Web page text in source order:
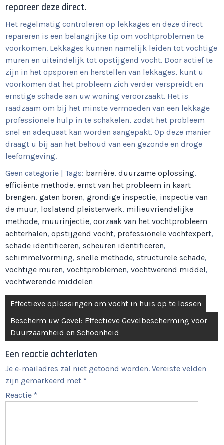
repareer deze direct.
Het regelmatig controleren op lekkages en deze direct
repareren is een belangrijke tip om vochtproblemen te
voorkomen. Lekkages kunnen namelijk leiden tot vochtige
muren en uiteindelijk tot opstijgend vocht. Door actief te
zijn in het opsporen en herstellen van lekkages, kunt u
voorkomen dat het probleem zich verder verspreidt en
ernstige schade aan uw woning veroorzaakt. Het is
raadzaam om bij het minste vermoeden van een lekkage
professionele hulp in te schakelen, zodat het probleem
snel en adequaat kan worden aangepakt. Op deze manier
draagt u bij aan het behoud van een gezonde en droge
leefomgeving.
Geen categorie | Tags: barrière,duurzame oplossing,
efficiënte methode,ernst van het probleem in kaart
brengen,gaten boren,grondige inspectie, inspectie van
de muur, loslatend pleisterwerk, milieuvriendelijke
methode, muurinjectie,oorzaak van het vochtprobleem
achterhalen,opstijgend vocht, professionele vochtexpert,
schade identificeren,scheuren identificeren,
schimmelvorming,snelle methode,structurele schade,
vochtige muren,vochtproblemen,vochtwerend middel,
vochtwerende middelen
Berichtnavigatie
Effectieve oplossingen om vocht in huis op te lossen
Bescherm uw Gevel: Effectieve Gevelbescherming voor
Duurzaamheid en Schoonheid
Een reactie achterlaten
Je e-mailadres zal niet getoond worden. Vereiste velden
zijn gemarkeerd met *
Reactie *